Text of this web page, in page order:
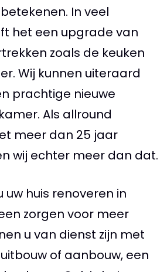
In veel
het een upgrade van
zoals de keuken
Wij kunnen uiteraard
prachtige nieuwe
Als allround
meer dan 25 jaar
wij echter meer dan dat.
uw huis renoveren in
zorgen voor meer
u van dienst zijn met
of aanbouw, een